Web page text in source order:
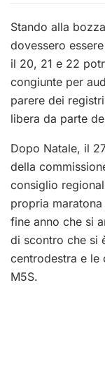
Stando alla
dovessero
il 20, 21 e 22
congiunte per
parere dei
libera da parte
Dopo Natale, il
della
consiglio
propria
fine anno che si
di scontro che si
centrodestra e le
M5S.